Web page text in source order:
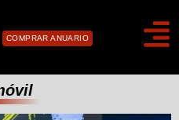
COMPRAR ANUARIO